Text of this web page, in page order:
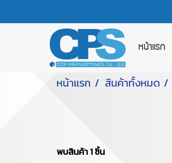
หน้าแรก
หน้าแรก สินค้าทั้งหมด
พบสินค้า 1 ชิ้น